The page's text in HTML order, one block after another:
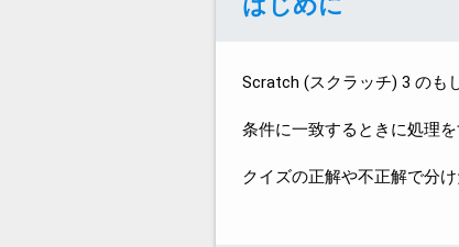
Scratch (スクラッチ) 3 のも
条件に一致するときに処理
クイズの正解や不正解で分